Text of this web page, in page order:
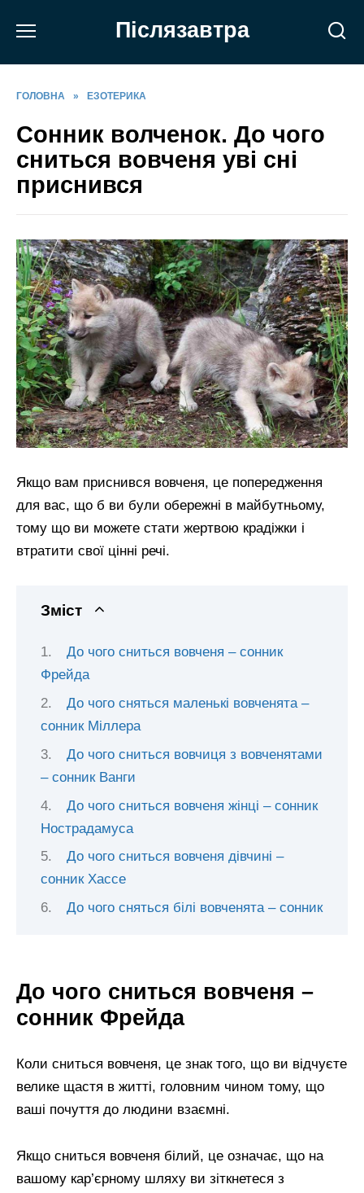
Післязавтра
ГОЛОВНА » ЕЗОТЕРИКА
Сонник волченок. До чого
сниться вовченя уві сні
приснився
Якщо вам приснився вовченя, це попередження
для вас, що б ви були обережні в майбутньому,
тому що ви можете стати жертвою крадіжки і
втратити свої цінні речі.
Зміст
До чого сниться вовченя – сонник
Фрейда
До чого сняться маленькі вовченята –
сонник Міллера
До чого сниться вовчиця з вовченятами
– сонник Ванги
До чого сниться вовченя жінці – сонник
Нострадамуса
До чого сниться вовченя дівчині –
сонник Хассе
До чого сняться білі вовченята – сонник
До чого сниться вовченя –
сонник Фрейда
Коли сниться вовченя, це знак того, що ви відчуєте
велике щастя в житті, головним чином тому, що
ваші почуття до людини взаємні.
Якщо сниться вовченя білий, це означає, що на
вашому кар’єрному шляху ви зіткнетеся з